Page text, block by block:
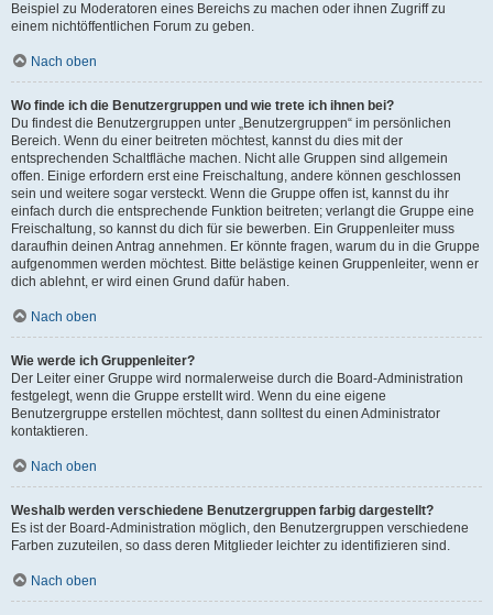
Beispiel zu Moderatoren eines Bereichs zu machen oder ihnen Zugriff zu
einem nichtöffentlichen Forum zu geben.
Nach oben
Wo finde ich die Benutzergruppen und wie trete ich ihnen bei?
Du findest die Benutzergruppen unter „Benutzergruppen“ im persönlichen
Bereich. Wenn du einer beitreten möchtest, kannst du dies mit der
entsprechenden Schaltfläche machen. Nicht alle Gruppen sind allgemein
offen. Einige erfordern erst eine Freischaltung, andere können geschlossen
sein und weitere sogar versteckt. Wenn die Gruppe offen ist, kannst du ihr
einfach durch die entsprechende Funktion beitreten; verlangt die Gruppe eine
Freischaltung, so kannst du dich für sie bewerben. Ein Gruppenleiter muss
daraufhin deinen Antrag annehmen. Er könnte fragen, warum du in die Gruppe
aufgenommen werden möchtest. Bitte belästige keinen Gruppenleiter, wenn er
dich ablehnt, er wird einen Grund dafür haben.
Nach oben
Wie werde ich Gruppenleiter?
Der Leiter einer Gruppe wird normalerweise durch die Board-Administration
festgelegt, wenn die Gruppe erstellt wird. Wenn du eine eigene
Benutzergruppe erstellen möchtest, dann solltest du einen Administrator
kontaktieren.
Nach oben
Weshalb werden verschiedene Benutzergruppen farbig dargestellt?
Es ist der Board-Administration möglich, den Benutzergruppen verschiedene
Farben zuzuteilen, so dass deren Mitglieder leichter zu identifizieren sind.
Nach oben